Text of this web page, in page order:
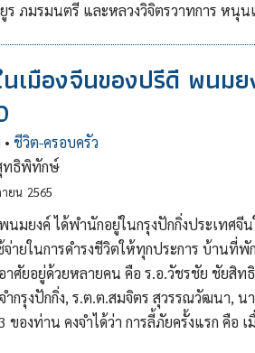
ร ภมรมนตรี และหลวงวิจิตรวาทการ หนุน
เมืองจีนของปรีดี พนม
• ชีวิต-ครอบครัว
ทธิพิทักษ์
ยน 2565
นมยงค์ ได้พำนักอยู่ในกรุงปักกิ่งประเทศจี
จ่ายในการดำรงชีวิตให้ทุกประการ บ้านที่
าศัยอยู่ด้วยหลายคน คือ ร.อ.วัชรชัย ชัยสิท
ำกรุงปักกิ่ง, ร.ต.ต.สมจิตร สุวรรณวัฒนา, น
งท่าน คงจำได้ว่า การลี้ภัยครั้งแรก คือ